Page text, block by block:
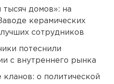
домов»: на
керамических
сотрудников
потеснили
с внутреннего рынка
о политической